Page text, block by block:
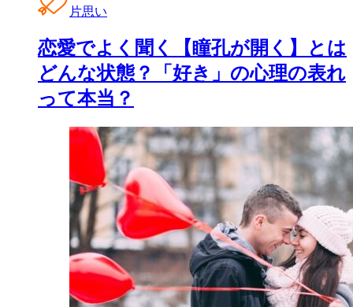
片思い
恋愛でよく聞く【瞳孔が開く】とは
どんな状態？「好き」の心理の表れ
って本当？